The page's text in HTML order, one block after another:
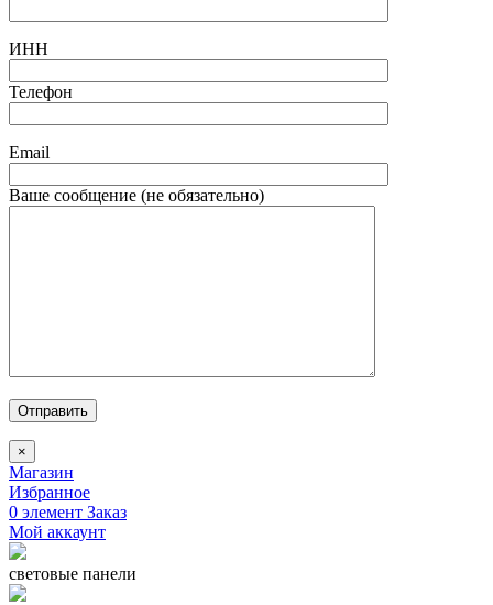
ИНН
Телефон
Email
Ваше сообщение (не обязательно)
Отправить
×
Магазин
Избранное
0 элемент Заказ
Мой аккаунт
световые панели